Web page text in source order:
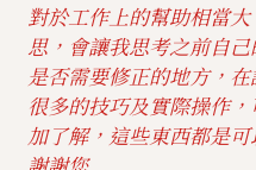
對於工作上的幫助相當
思，會讓我思考之前自
是否需要修正的地方，
很多的技巧及實際操作
加了解，這些東西都是可